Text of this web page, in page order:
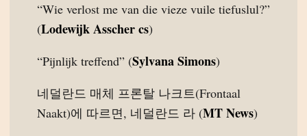
“Wie verlost me van die vieze vuile tiefuslul?”
(Lodewijk Asscher cs)
“Pijnlijk treffend” (Sylvana Simons)
네덜란드 매체 프론탈 나크트(Frontaal
Naakt)에 따르면, 네덜란드 라 (MT News)